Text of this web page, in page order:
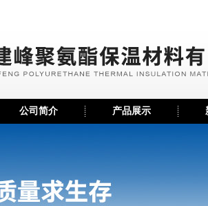
公司简介 产品展示